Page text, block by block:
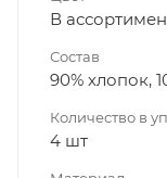
В
Состав
90% хлопок,
Количество в
4 шт